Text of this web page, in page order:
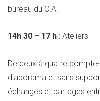
bureau du C.A.
14h 30 – 17 h : Ateliers
De deux à quatre
diaporama et sans
échanges et partages